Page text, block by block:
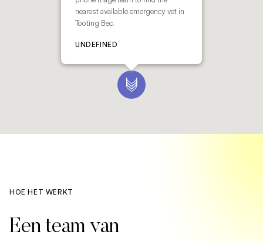
nearest available emergency vet in
Tooting Bec.
UNDEFINED
HOE HET WERKT
Een team van